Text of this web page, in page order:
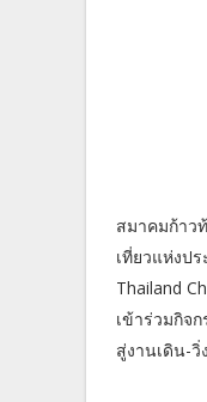
สมาคมก้าว
เที่ยวแห่งป
Thailand
เข้าร่วมกิจ
สู่งานเดิน-วิ่